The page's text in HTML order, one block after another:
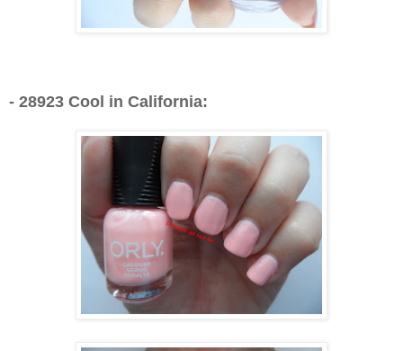
- 28923 Cool in California: